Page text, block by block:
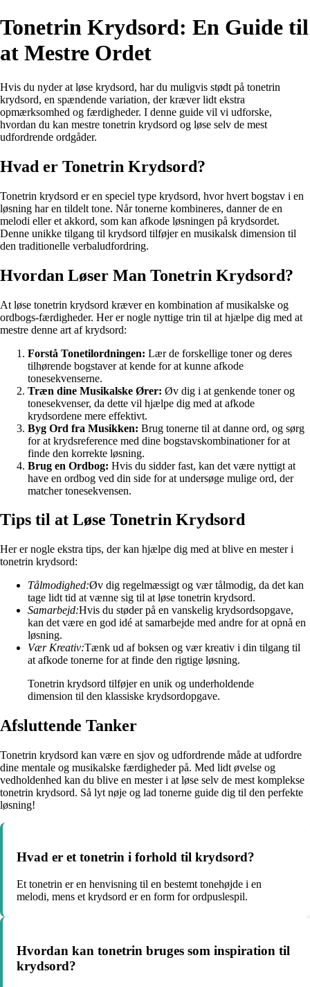
Tonetrin Krydsord: En Guide til
at Mestre Ordet
Hvis du nyder at løse krydsord, har du muligvis stødt på tonetrin
krydsord, en spændende variation, der kræver lidt ekstra
opmærksomhed og færdigheder. I denne guide vil vi udforske,
hvordan du kan mestre tonetrin krydsord og løse selv de mest
udfordrende ordgåder.
Hvad er Tonetrin Krydsord?
Tonetrin krydsord er en speciel type krydsord, hvor hvert bogstav i en
løsning har en tildelt tone. Når tonerne kombineres, danner de en
melodi eller et akkord, som kan afkode løsningen på krydsordet.
Denne unikke tilgang til krydsord tilføjer en musikalsk dimension til
den traditionelle verbaludfordring.
Hvordan Løser Man Tonetrin Krydsord?
At løse tonetrin krydsord kræver en kombination af musikalske og
ordbogs-færdigheder. Her er nogle nyttige trin til at hjælpe dig med at
mestre denne art af krydsord:
Forstå Tonetilordningen: Lær de forskellige toner og deres
tilhørende bogstaver at kende for at kunne afkode
tonesekvenserne.
Træn dine Musikalske Ører: Øv dig i at genkende toner og
tonesekvenser, da dette vil hjælpe dig med at afkode
krydsordene mere effektivt.
Byg Ord fra Musikken: Brug tonerne til at danne ord, og sørg
for at krydsreference med dine bogstavskombinationer for at
finde den korrekte løsning.
Brug en Ordbog: Hvis du sidder fast, kan det være nyttigt at
have en ordbog ved din side for at undersøge mulige ord, der
matcher tonesekvensen.
Tips til at Løse Tonetrin Krydsord
Her er nogle ekstra tips, der kan hjælpe dig med at blive en mester i
tonetrin krydsord:
Tålmodighed:Øv dig regelmæssigt og vær tålmodig, da det kan
tage lidt tid at vænne sig til at løse tonetrin krydsord.
Samarbejd:Hvis du støder på en vanskelig krydsordsopgave,
kan det være en god idé at samarbejde med andre for at opnå en
løsning.
Vær Kreativ:Tænk ud af boksen og vær kreativ i din tilgang til
at afkode tonerne for at finde den rigtige løsning.
Tonetrin krydsord tilføjer en unik og underholdende
dimension til den klassiske krydsordopgave.
Afsluttende Tanker
Tonetrin krydsord kan være en sjov og udfordrende måde at udfordre
dine mentale og musikalske færdigheder på. Med lidt øvelse og
vedholdenhed kan du blive en mester i at løse selv de mest komplekse
tonetrin krydsord. Så lyt nøje og lad tonerne guide dig til den perfekte
løsning!
Hvad er et tonetrin i forhold til krydsord?
Et tonetrin er en henvisning til en bestemt tonehøjde i en
melodi, mens et krydsord er en form for ordpuslespil.
Hvordan kan tonetrin bruges som inspiration til
krydsord?